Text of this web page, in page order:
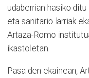
udaberrian hasiko
eta sanitario larriak
Artaza-Romo
ikastoletan.
Pasa den ekainean,